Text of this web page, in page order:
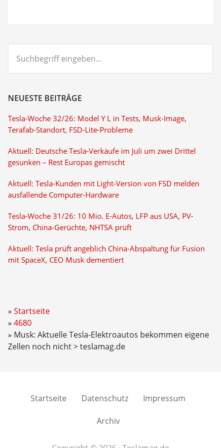
eingeben...
NEUESTE BEITRÄGE
Tesla-Woche 32/26: Model Y L in Tests, Musk-Image,
Terafab-Standort, FSD-Lite-Probleme
Aktuell: Deutsche Tesla-Verkäufe im Juli um zwei Drittel
gesunken – Rest Europas gemischt
Aktuell: Tesla-Kunden mit Light-Version von FSD melden
ausfallende Computer-Hardware
Tesla-Woche 31/26: 10 Mio. E-Autos, LFP aus USA, PV-
Strom, China-Gerüchte, NHTSA prüft
Aktuell: Tesla prüft angeblich China-Abspaltung für Fusion
mit SpaceX, CEO Musk dementiert
Startseite
4680
Musk: Aktuelle Tesla-Elektroautos bekommen eigene
Zellen noch nicht > teslamag.de
Startseite Datenschutz Impressum
Archiv